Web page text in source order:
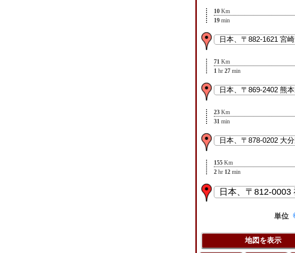
10 Km
19 min
71 Km
1 hr 27 min
23 Km
31 min
155 Km
2 hr 12 min
単位